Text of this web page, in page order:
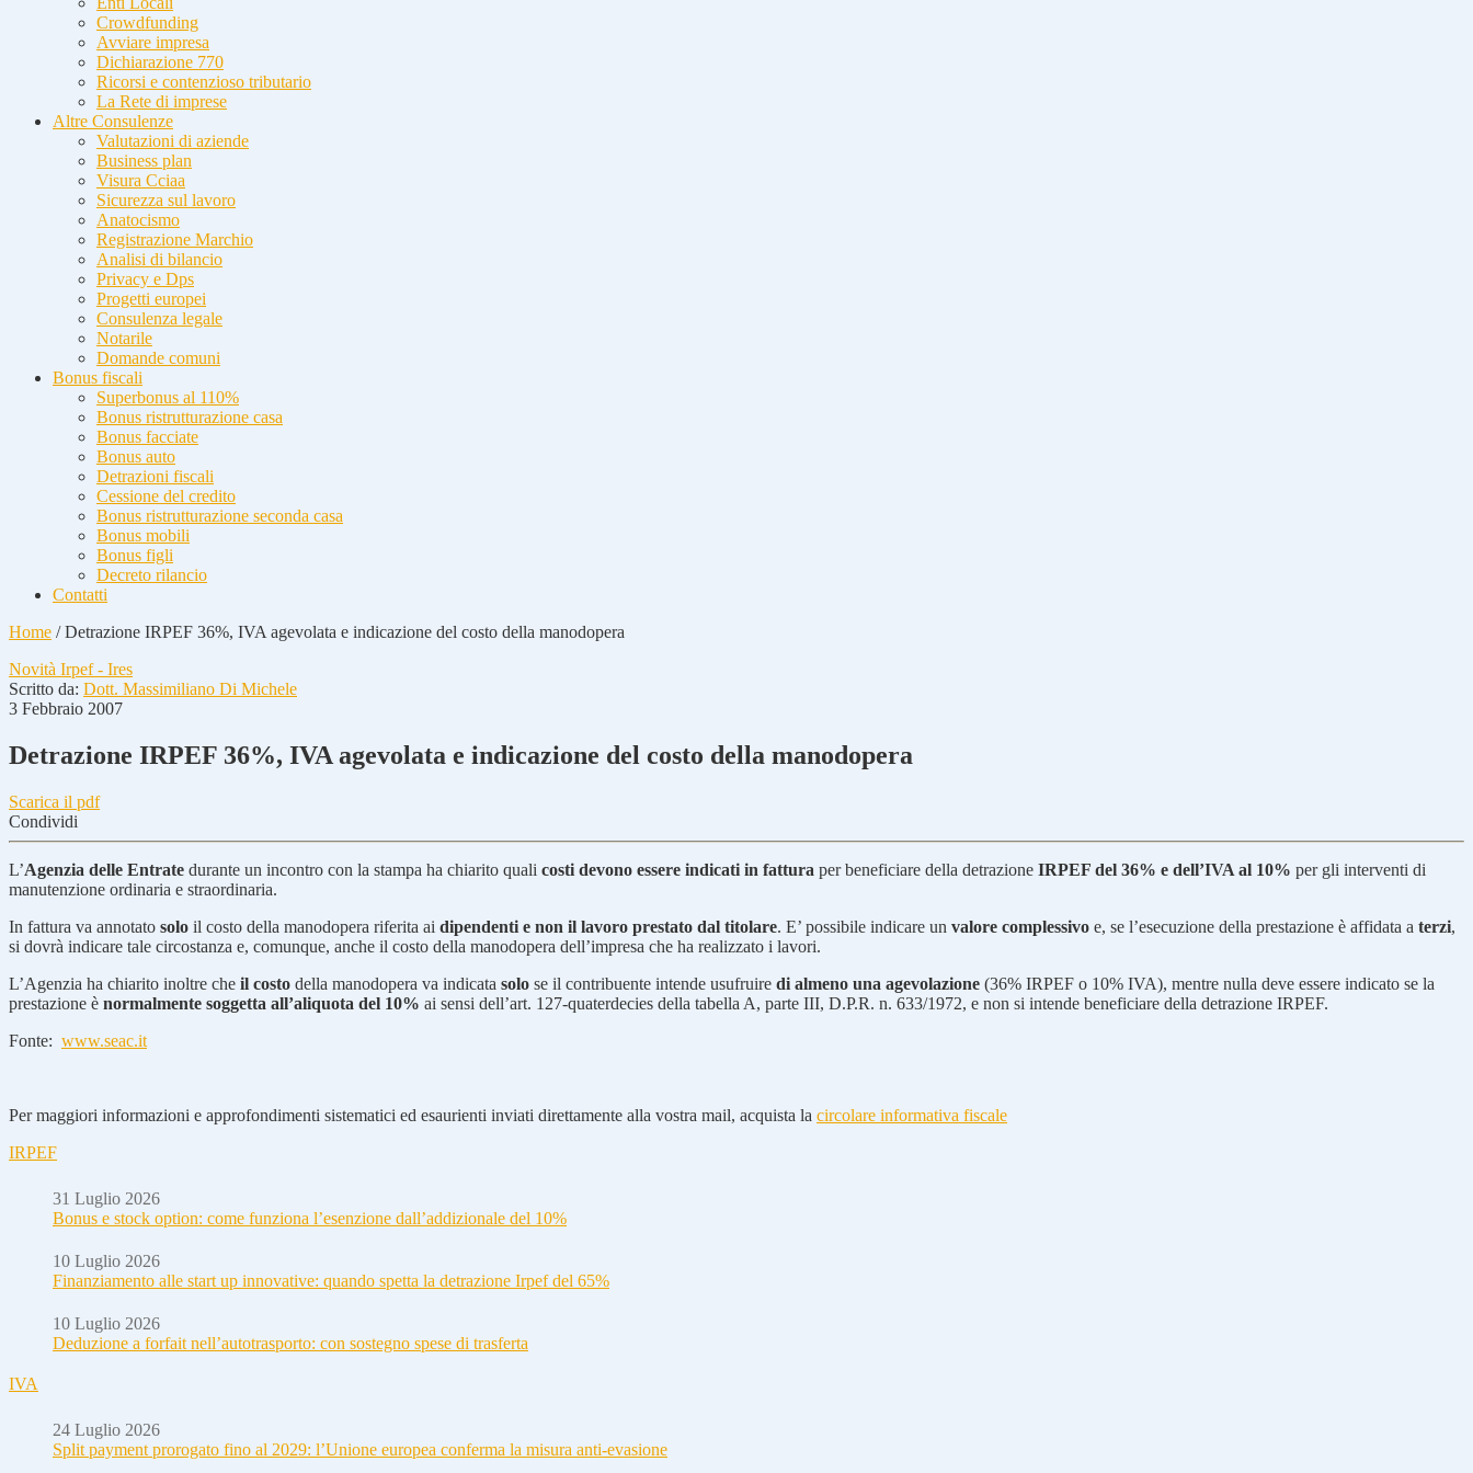
Crowdfunding
Avviare impresa
Dichiarazione 770
Ricorsi e contenzioso tributario
La Rete di imprese
Altre Consulenze
Valutazioni di aziende
Business plan
Visura Cciaa
Sicurezza sul lavoro
Anatocismo
Registrazione Marchio
Analisi di bilancio
Privacy e Dps
Progetti europei
Consulenza legale
Notarile
Domande comuni
Bonus fiscali
Superbonus al 110%
Bonus ristrutturazione casa
Bonus facciate
Bonus auto
Detrazioni fiscali
Cessione del credito
Bonus ristrutturazione seconda casa
Bonus mobili
Bonus figli
Decreto rilancio
Contatti
Home /Detrazione IRPEF 36%, IVA agevolata e indicazione del costo della manodopera
Novità Irpef - Ires
Scritto da: Dott. Massimiliano Di Michele
3 Febbraio 2007
Detrazione IRPEF 36%, IVA agevolata e indicazione del costo della manodopera
Scarica il pdf
Condividi
L’Agenzia delle Entrate durante un incontro con la stampa ha chiarito quali costi devono essere indicati in fattura per beneficiare della detrazione IRPEF del 36% e dell’IVA al 10% per gli interventi di
manutenzione ordinaria e straordinaria.
In fattura va annotato solo il costo della manodopera riferita ai dipendenti e non il lavoro prestato dal titolare. E’ possibile indicare un valore complessivo e, se l’esecuzione della prestazione è affidata a terzi,
si dovrà indicare tale circostanza e, comunque, anche il costo della manodopera dell’impresa che ha realizzato i lavori.
L’Agenzia ha chiarito inoltre che il costo della manodopera va indicata solo se il contribuente intende usufruire di almeno una agevolazione (36% IRPEF o 10% IVA), mentre nulla deve essere indicato se la
prestazione è normalmente soggetta all’aliquota del 10% ai sensi dell’art. 127-quaterdecies della tabella A, parte III, D.P.R. n. 633/1972, e non si intende beneficiare della detrazione IRPEF.
Fonte: www.seac.it
Per maggiori informazioni e approfondimenti sistematici ed esaurienti inviati direttamente alla vostra mail, acquista la circolare informativa fiscale
IRPEF
31 Luglio 2026
Bonus e stock option: come funziona l’esenzione dall’addizionale del 10%
10 Luglio 2026
Finanziamento alle start up innovative: quando spetta la detrazione Irpef del 65%
10 Luglio 2026
Deduzione a forfait nell’autotrasporto: con sostegno spese di trasferta
IVA
24 Luglio 2026
Split payment prorogato fino al 2029: l’Unione europea conferma la misura anti-evasione